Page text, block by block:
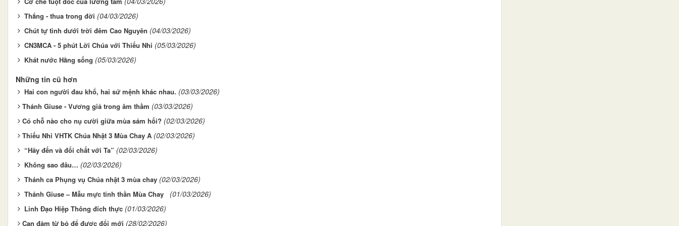
Thắng - thua trong đời (04/03/2026)
Chút tự tình dưới trời đêm Cao Nguyên (04/03/2026)
CN3MCA - 5 phút Lời Chúa với Thiếu Nhi (05/03/2026)
Khát nước Hằng sống (05/03/2026)
Những tin cũ hơn
Hai con người đau khổ, hai sứ mệnh khác nhau. (03/03/2026)
​​​​​​​Thánh Giuse - Vương giả trong âm thầm (03/03/2026)
​​​​​​​Có chỗ nào cho nụ cười giữa mùa sám hối? (02/03/2026)
​​​​​​​Thiếu Nhi VHTK Chúa Nhật 3 Mùa Chay A (02/03/2026)
“Hãy đến và đối chất với Ta” (02/03/2026)
Không sao đâu… (02/03/2026)
Thánh ca Phụng vụ Chúa nhật 3 mùa chay (02/03/2026)
Thánh Giuse – Mẫu mực tinh thần Mùa Chay (01/03/2026)
Linh Đạo Hiệp Thông đích thực (01/03/2026)
​​​​​​​Can đảm từ bỏ để được đổi mới (28/02/2026)